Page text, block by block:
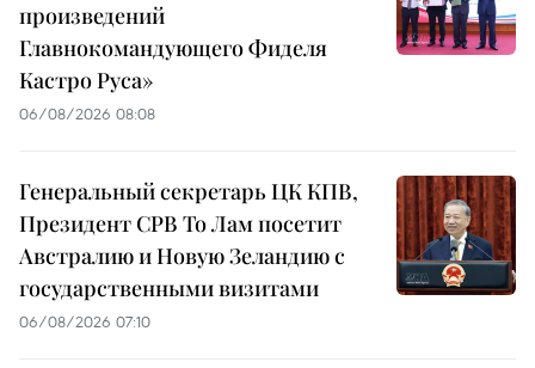
произведений
Главнокомандующего Фиделя
Кастро Руса»
06/08/2026 08:08
Генеральный секретарь ЦК КПВ,
Президент СРВ То Лам посетит
Австралию и Новую Зеландию с
государственными визитами
06/08/2026 07:10